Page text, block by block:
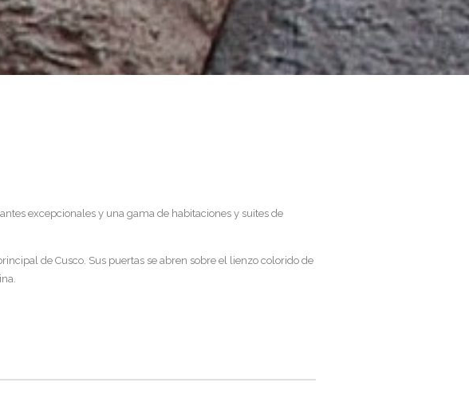
excepcionales y una gama de habitaciones y suites de
de Cusco. Sus puertas se abren sobre el lienzo colorido de